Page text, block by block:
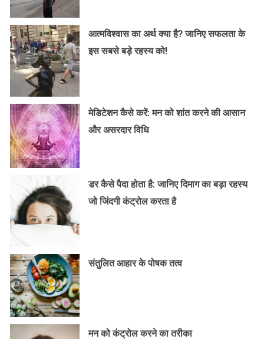
आत्मविश्वास का अर्थ क्या है? जानिए सफलता के
इस सबसे बड़े रहस्य को!
मेडिटेशन कैसे करें: मन को शांत करने की आसान
और असरदार विधि
डर कैसे पैदा होता है: जानिए दिमाग का बड़ा रहस्य
जो जिंदगी कंट्रोल करता है
संतुलित आहार के पोषक तत्व
मन को कंट्रोल करने का तरीका